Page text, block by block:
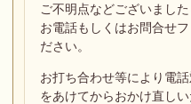
ご不明点などございました
お電話もしくはお問合せ
ださい。
お打ち合わせ等により電
をあけてからおかけ直し